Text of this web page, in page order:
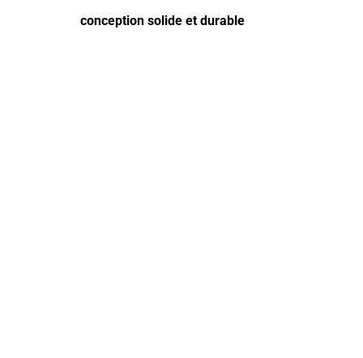
conception solide et durable